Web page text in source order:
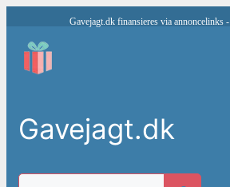
indhold
Gavejagt.dk finansieres via annoncelinks -
Gavejagt.dk
Søg